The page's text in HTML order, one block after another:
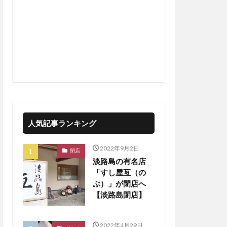
人気記事ランキング
閉店 2022年9月2日
淡路島の有名店
「すし屋亙（の
ぶ）」が閉店へ
【淡路島閉店】
2022年4月29日